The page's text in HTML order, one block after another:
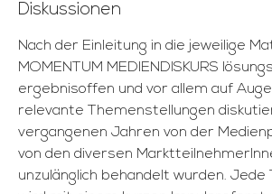
Diskussionen
Nach der Einleitung in die jeweilige
MOMENTUM MEDIENDISKURS
ergebnisoffen und vor allem auf
relevante Themenstellungen
vergangenen Jahren von der
von den diversen
unzulänglich behandelt wurden.